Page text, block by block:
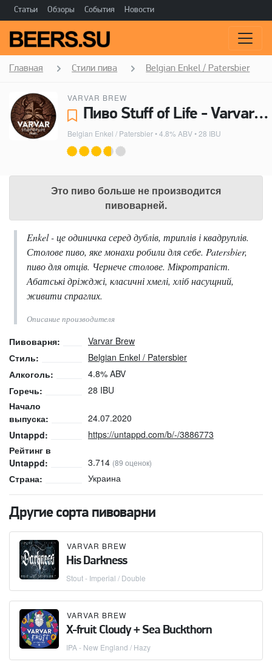
Статьи Обзоры События Новости
Главная Стили пива Belgian Enkel / Patersbier
VARVAR BREW
Пиво Stuff of Life - Varvar Brew
Belgian Enkel / Patersbier• 4.8% ABV • 28 IBU
Это пиво больше не производится
пивоварней.
Enkel - це одиничка серед дублів, триплів і квадруплів.
Столове пиво, яке монахи робили для себе. Patersbier,
пиво для отців. Чернече столове. Мікротрапіст.
Абатські дріжджі, класичні хмелі, хліб насущний,
живити спраглих.
Описание производителя
Пивоварня:
Varvar Brew
Стиль:
Belgian Enkel / Patersbier
Алкоголь:
4.8% ABV
Горечь:
28 IBU
Начало
выпуска:
24.07.2020
Untappd:
https://untappd.com/b/-/3886773
Рейтинг в
Untappd:
3.714 (89 оценок)
Страна: Украина
Другие сорта пивоварни
VARVAR BREW
His Darkness
Stout - Imperial / Double
VARVAR BREW
X-fruit Cloudy + Sea Buckthorn
IPA - New England / Hazy